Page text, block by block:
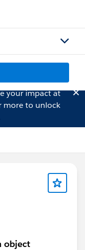
your impact at
to unlock
object